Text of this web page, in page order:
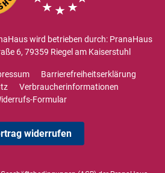
wird betrieben durch: PranaHaus
6, 79359 Riegel am Kaiserstuhl
Barrierefreiheitserklärung
Verbraucherinformationen
Formular
widerrufen